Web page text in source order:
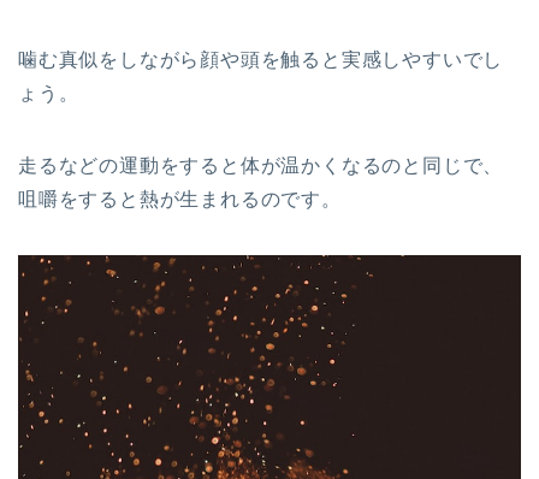
噛む真似をしながら顔や頭を触ると実感しやすいでし
ょう。
走るなどの運動をすると体が温かくなるのと同じで、
咀嚼をすると熱が生まれるのです。